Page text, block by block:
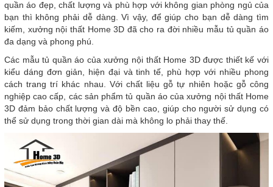
quần áo đẹp, chất lượng và phù hợp với không gian phòng ngủ của
bạn thì không phải dễ dàng. Vì vậy, để giúp cho bạn dễ dàng tìm
kiếm, xưởng nội thất Home 3D đã cho ra đời nhiều mẫu tủ quần áo
đa dạng và phong phú.
Các mẫu tủ quần áo của xưởng nội thất Home 3D được thiết kế với
kiểu dáng đơn giản, hiện đại và tinh tế, phù hợp với nhiều phong
cách trang trí khác nhau. Với chất liệu gỗ tự nhiên hoặc gỗ công
nghiệp cao cấp, các sản phẩm tủ quần áo của xưởng nội thất Home
3D đảm bảo chất lượng và độ bền cao, giúp cho người sử dụng có
thể sử dụng trong thời gian dài mà không lo phải thay thế.